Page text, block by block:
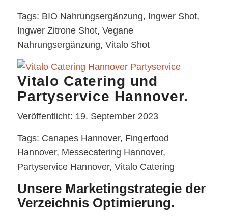
Tags: BIO Nahrungsergänzung, Ingwer Shot,
Ingwer Zitrone Shot, Vegane
Nahrungsergänzung, Vitalo Shot
Vitalo Catering und
Partyservice Hannover.
Veröffentlicht: 19. September 2023
Tags: Canapes Hannover, Fingerfood
Hannover, Messecatering Hannover,
Partyservice Hannover, Vitalo Catering
Unsere Marketingstrategie der
Verzeichnis Optimierung.